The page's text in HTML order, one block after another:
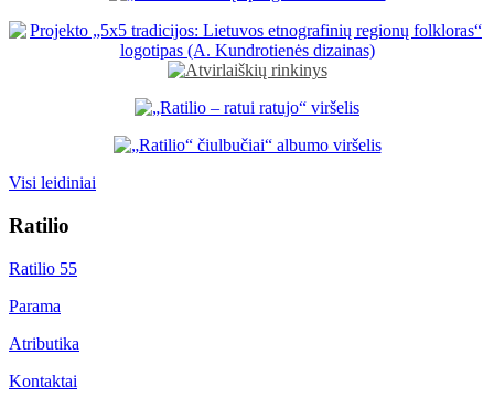
Visi leidiniai
Ratilio
Ratilio 55
Parama
Atributika
Kontaktai